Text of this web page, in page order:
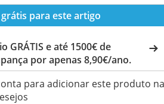
para este artigo
GRÁTIS e até 1500€ de
por apenas 8,90€/ano.
para adicionar este produto na